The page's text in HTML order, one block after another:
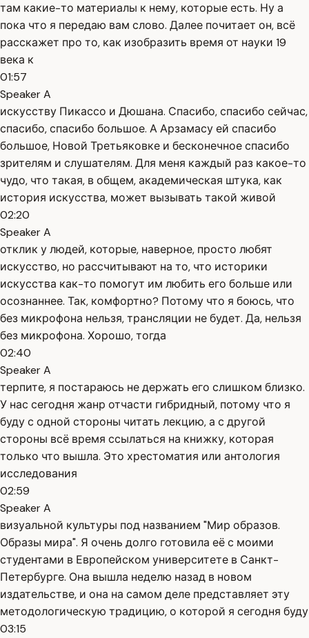
там какие-то материалы к нему, которые есть. Ну а
пока что я передаю вам слово. Далее почитает он, всё
расскажет про то, как изобразить время от науки 19
века к
01:57
Speaker A
искусству Пикассо и Дюшана. Спасибо, спасибо сейчас,
спасибо, спасибо большое. А Арзамасу ей спасибо
большое, Новой Третьяковке и бесконечное спасибо
зрителям и слушателям. Для меня каждый раз какое-то
чудо, что такая, в общем, академическая штука, как
история искусства, может вызывать такой живой
02:20
Speaker A
отклик у людей, которые, наверное, просто любят
искусство, но рассчитывают на то, что историки
искусства как-то помогут им любить его больше или
осознаннее. Так, комфортно? Потому что я боюсь, что
без микрофона нельзя, трансляции не будет. Да, нельзя
без микрофона. Хорошо, тогда
02:40
Speaker A
терпите, я постараюсь не держать его слишком близко.
У нас сегодня жанр отчасти гибридный, потому что я
буду с одной стороны читать лекцию, а с другой
стороны всё время ссылаться на книжку, которая
только что вышла. Это хрестоматия или антология
исследования
02:59
Speaker A
визуальной культуры под названием "Мир образов.
Образы мира". Я очень долго готовила её с моими
студентами в Европейском университете в Санкт-
Петербурге. Она вышла неделю назад в новом
издательстве, и она на самом деле представляет эту
методологическую традицию, о которой я сегодня буду
03:15